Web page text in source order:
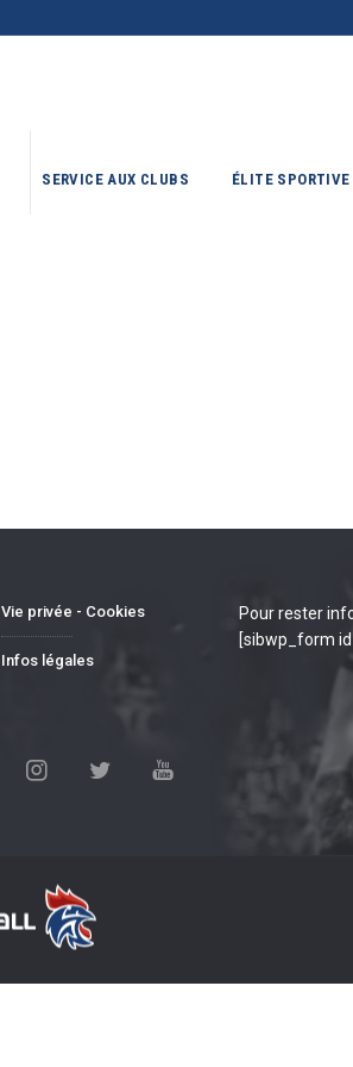
SERVICE AUX CLUBS ÉLITE SPORTIVE
Vie privée - Cookies
Infos légales
Pour rester
[sibwp_form